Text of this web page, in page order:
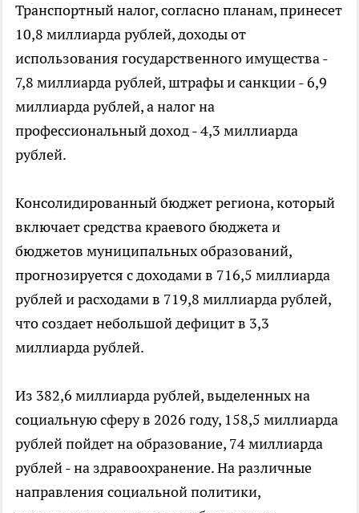
Транспортный налог, согласно планам, принесет
10,8 миллиарда рублей, доходы от
использования государственного имущества -
7,8 миллиарда рублей, штрафы и санкции - 6,9
миллиарда рублей, а налог на
профессиональный доход - 4,3 миллиарда
рублей.
Консолидированный бюджет региона, который
включает средства краевого бюджета и
бюджетов муниципальных образований,
прогнозируется с доходами в 716,5 миллиарда
рублей и расходами в 719,8 миллиарда рублей,
что создает небольшой дефицит в 3,3
миллиарда рублей.
Из 382,6 миллиарда рублей, выделенных на
социальную сферу в 2026 году, 158,5 миллиарда
рублей пойдет на образование, 74 миллиарда
рублей - на здравоохранение. На различные
направления социальной политики,